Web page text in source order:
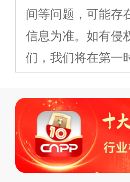
间等问题，可能存
信息为准。如有侵
们，我们将在第一
平
标、LOGO 等）知
复制、转载、商
不代理、不招商、
持投资购买的观点